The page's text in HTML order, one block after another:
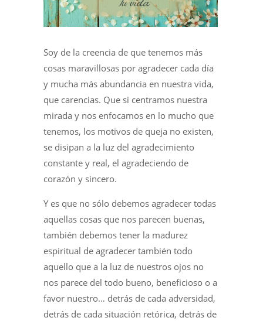
Soy de la creencia de que tenemos más
cosas maravillosas por agradecer cada día
y mucha más abundancia en nuestra vida,
que carencias. Que si centramos nuestra
mirada y nos enfocamos en lo mucho que
tenemos, los motivos de queja no existen,
se disipan a la luz del agradecimiento
constante y real, el agradeciendo de
corazón y sincero.
Y es que no sólo debemos agradecer todas
aquellas cosas que nos parecen buenas,
también debemos tener la madurez
espiritual de agradecer también todo
aquello que a la luz de nuestros ojos no
nos parece del todo bueno, beneficioso o a
favor nuestro… detrás de cada adversidad,
detrás de cada situación retórica, detrás de